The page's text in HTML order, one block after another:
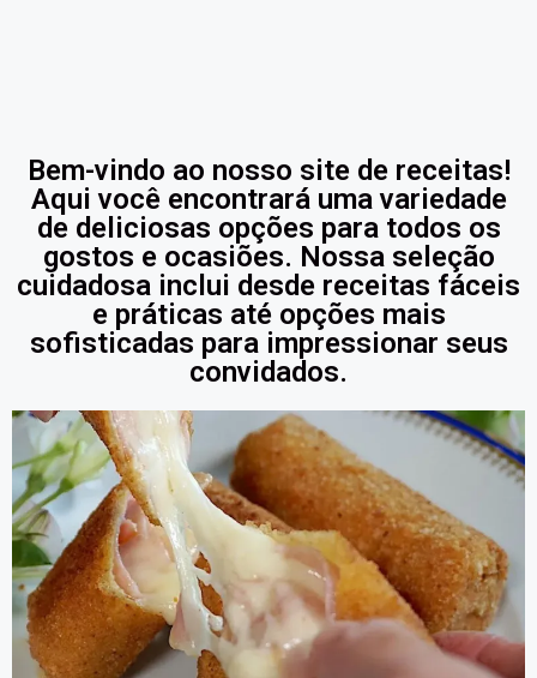
Bem-vindo ao nosso site de receitas!
Aqui você encontrará uma variedade
de deliciosas opções para todos os
gostos e ocasiões. Nossa seleção
cuidadosa inclui desde receitas fáceis
e práticas até opções mais
sofisticadas para impressionar seus
convidados.